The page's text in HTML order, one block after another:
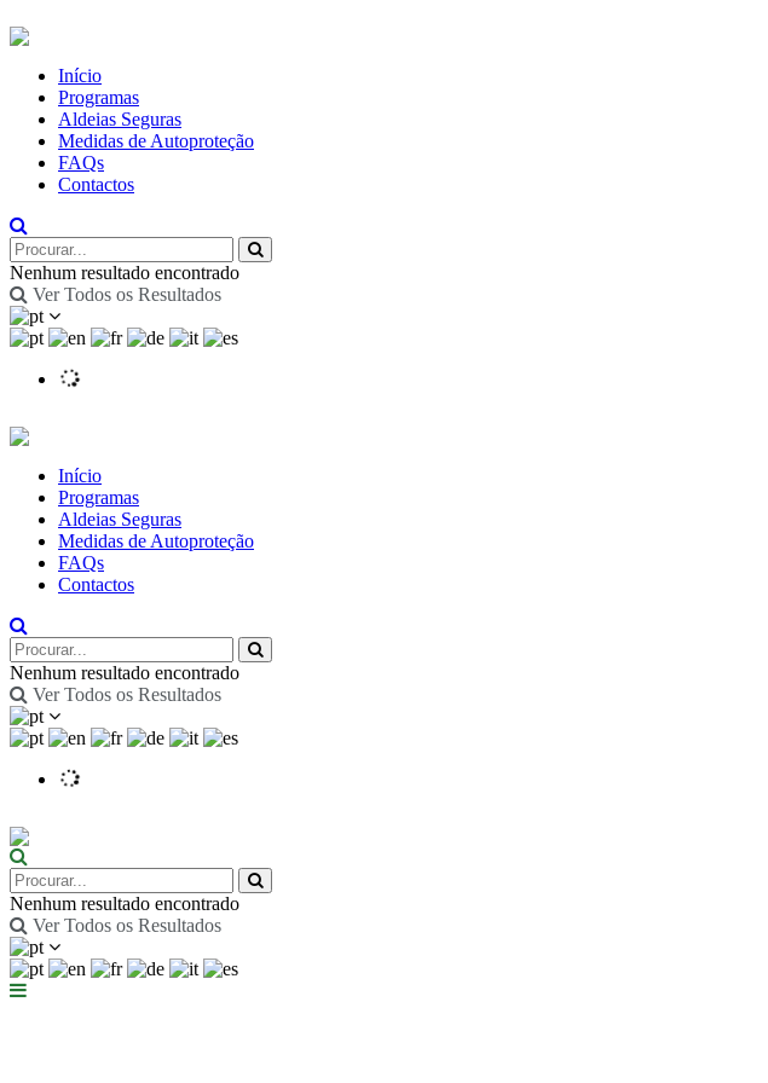
Início
Programas
Aldeias Seguras
Medidas de Autoproteção
FAQs
Contactos
Nenhum resultado encontrado
Ver Todos os Resultados
Início
Programas
Aldeias Seguras
Medidas de Autoproteção
FAQs
Contactos
Nenhum resultado encontrado
Ver Todos os Resultados
Nenhum resultado encontrado
Ver Todos os Resultados